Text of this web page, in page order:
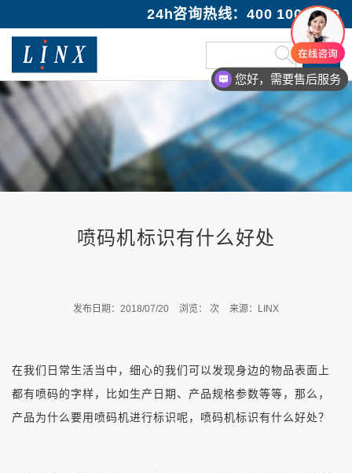
24h咨询热线：400 100 1089
喷码机标识有什么好处
发布日期：2018/07/20 浏览： 次 来源：LINX
在我们日常生活当中，细心的我们可以发现身边的物品表面上
都有喷码的字样，比如生产日期、产品规格参数等等，那么，
产品为什么要用喷码机进行标识呢，喷码机标识有什么好处？
您好，需要售后服务